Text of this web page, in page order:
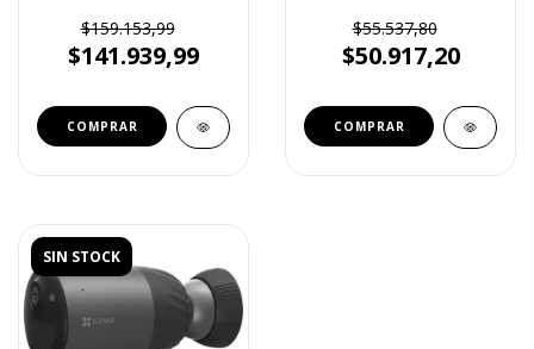
CS-H7C
$159.153,99
$141.939,99
H1C
$55.537,80
$50.917,20
SIN STOCK